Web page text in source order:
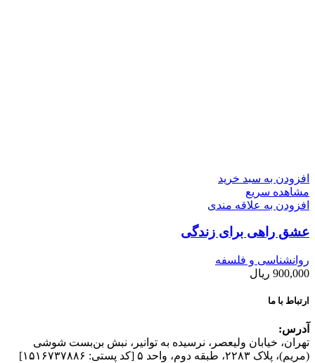
افزودن به سبد خرید
مشاهده سریع
افزودن به علاقه مندی
عشق راهی برای زندگی
روانشناسی و فلسفه
900,000 ریال
ارتباط با ما
آدرس:
تهران، خیابان وليعصر، نرسيده به توانير، نبش بن‌بست شوشی
(مريم)، پلاک ۲۲۸۳، طبقه دوم، واحد ۵ [کد پستی: ۱۵۱۶۷۳۷۸۸۶]